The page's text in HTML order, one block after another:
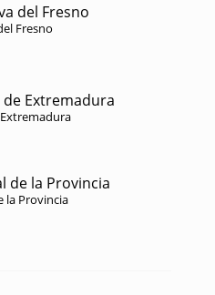
del Fresno
Fresno
Extremadura
de la Provincia
la Provincia